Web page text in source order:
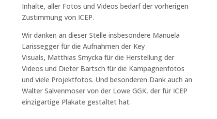
Inhalte, aller Fotos und Videos bedarf der vorherigen
Zustimmung von ICEP.
Wir danken an dieser Stelle insbesondere Manuela
Larissegger für die Aufnahmen der Key
Visuals, Matthias Smycka für die Herstellung der
Videos und Dieter Bartsch für die Kampagnenfotos
und viele Projektfotos. Und besonderen Dank auch an
Walter Salvenmoser von der Lowe GGK, der für ICEP
einzigartige Plakate gestaltet hat.